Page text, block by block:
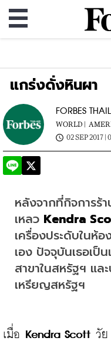
แกร่งดั่งหินผา
FORBES
WORLD |
02 SEP 2017 |
หลังจากที่กิจการร้
เหลว Kendra
เครื่องประดับในห้
เอง ปัจจุบันเธอเป็
สาขาในสหรัฐฯ แ
เหรียญสหรัฐฯ
เมื่อ Kendra Scott วัย